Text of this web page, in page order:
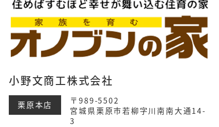
小野文商工株式会社
栗原本店
〒989-5502
宮城県栗原市若柳字川南南大通14-
3